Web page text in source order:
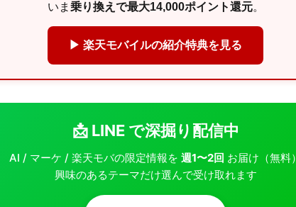
いま 乗り換えで最大14,000ポイント還元。
▶ 楽天モバイルの紹介特典を見る
📩 LINE で深掘り配信中
AI / マーケ / 楽天モバの限定情報を週1〜2回 お届け（無料）
興味のあるテーマだけ選んで受け取れます